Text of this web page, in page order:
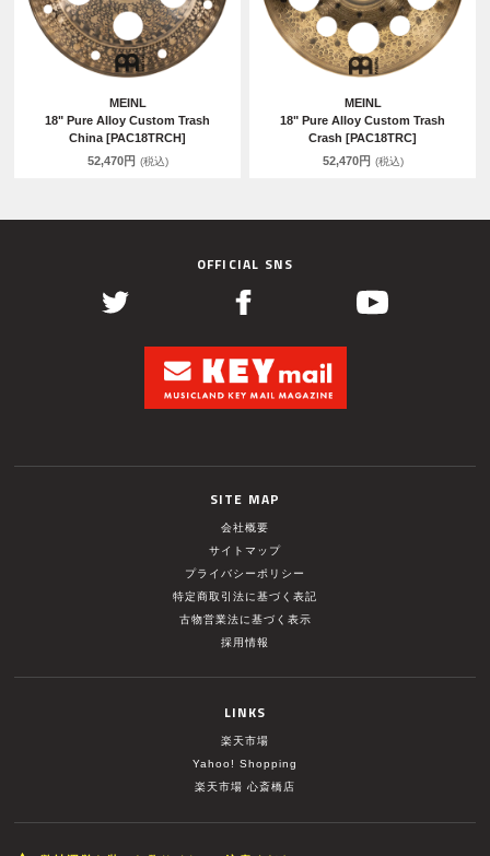
MEINL
18" Pure Alloy Custom Trash
China [PAC18TRCH]
52,470円 (税込)
MEINL
18" Pure Alloy Custom Trash
Crash [PAC18TRC]
52,470円 (税込)
OFFICIAL SNS
SITE MAP
会社概要
サイトマップ
プライバシーポリシー
特定商取引法に基づく表記
古物営業法に基づく表示
採用情報
LINKS
楽天市場
Yahoo! Shopping
楽天市場 心斎橋店